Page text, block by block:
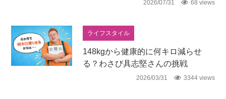
2026/07/31 68 views
ライフスタイル
148kgから健康的に何キロ減らせ
る？わさび具志堅さんの挑戦
2026/03/31 3344 views